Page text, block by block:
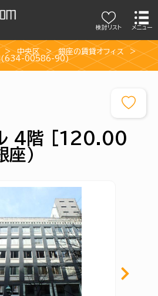
検討リスト メニュー
中央区
銀座の賃貸オフィス
(634-00586-90)
4階 [120.00
）